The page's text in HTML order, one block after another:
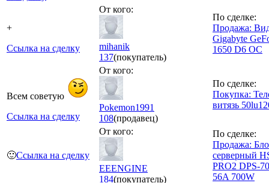
+
Ссылка на сделку
От кого:
mihanik
137(покупатель)
По сделке:
Продажа:
Gigabyte
1650 D6 OC
Всем советую
Ссылка на сделку
От кого:
Pokemon1991
108(продавец)
По сделке:
Покупка:
витязь
🙂Ссылка на сделку
От кого:
EEENGINE
184(покупатель)
По сделке:
Продажа:
серверный
PRO2 DPS-
56A 700W